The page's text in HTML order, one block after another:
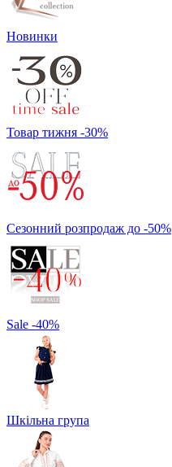
Новинки
Товар тижня -30%
Сезонний розпродаж до -50%
Sale -40%
Шкільна група